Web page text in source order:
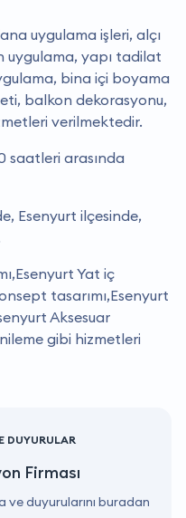
uygulama işleri, alçı
uygulama, yapı tadilat
bina içi boyama
balkon dekorasyonu,
verilmektedir.
saatleri arasında
Esenyurt ilçesinde,
Yat iç
tasarımı,Esenyurt
Aksesuar
gibi hizmetleri
DUYURULAR
Firması
ve duyurularını buradan